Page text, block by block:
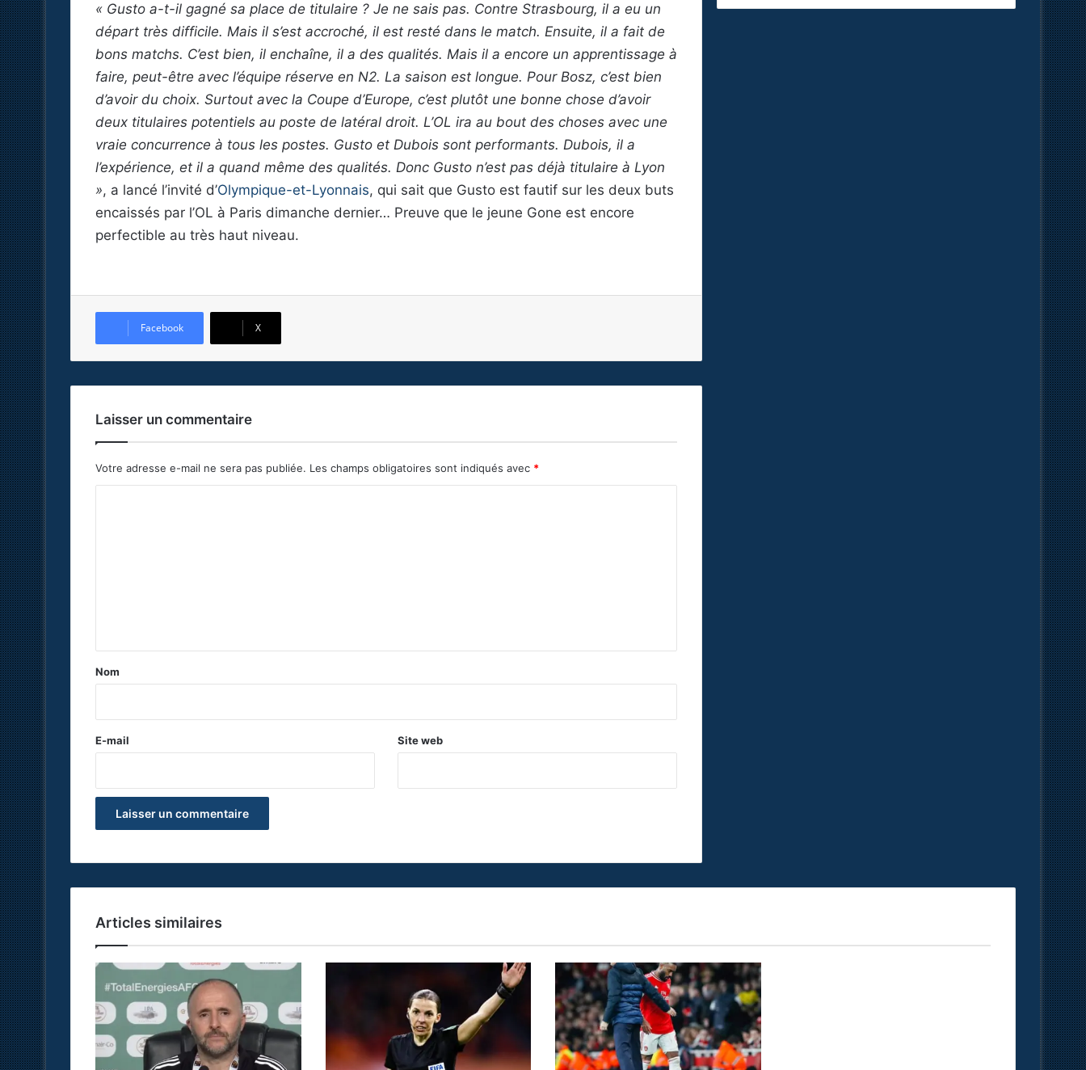
« Gusto a-t-il gagné sa place de titulaire ? Je ne sais pas. Contre Strasbourg, il a eu un
départ très difficile. Mais il s’est accroché, il est resté dans le match. Ensuite, il a fait de
bons matchs. C’est bien, il enchaîne, il a des qualités. Mais il a encore un apprentissage à
faire, peut-être avec l’équipe réserve en N2. La saison est longue. Pour Bosz, c’est bien
d’avoir du choix. Surtout avec la Coupe d’Europe, c’est plutôt une bonne chose d’avoir
deux titulaires potentiels au poste de latéral droit. L’OL ira au bout des choses avec une
vraie concurrence à tous les postes. Gusto et Dubois sont performants. Dubois, il a
l’expérience, et il a quand même des qualités. Donc Gusto n’est pas déjà titulaire à Lyon
», a lancé l’invité d’Olympique-et-Lyonnais, qui sait que Gusto est fautif sur les deux buts
encaissés par l’OL à Paris dimanche dernier… Preuve que le jeune Gone est encore
perfectible au très haut niveau.
Facebook X
Laisser un commentaire
Votre adresse e-mail ne sera pas publiée. Les champs obligatoires sont indiqués avec *
a
e
Nom
E-mail Site web
Articles similaires